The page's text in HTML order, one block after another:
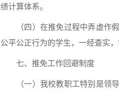
绩计算体系。
（四）在推免过程中弄虚
公平公正行为的学生，一经查实
七、推免工作回避制度
（一）我校教职工特别是